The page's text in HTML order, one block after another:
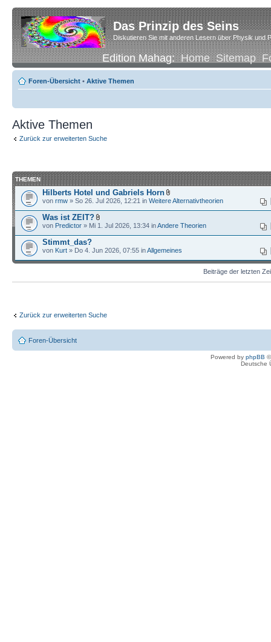
Das Prinzip des Seins
Diskutieren Sie mit anderen Lesern über Physik und
Edition Mahag:Home Sitemap
Foren-Übersicht • Aktive Themen
Aktive Themen
Zurück zur erweiterten Suche
THEMEN
Hilberts Hotel und Gabriels Horn
von rmw » So 26. Jul 2026, 12:21 in Weitere Alternativtheorien
Was ist ZEIT?
von Predictor » Mi 1. Jul 2026, 13:34 inAndere Theorien
Stimmt_das?
von Kurt » Do 4. Jun 2026, 07:55 inAllgemeines
Beiträge der letzten
Zurück zur erweiterten Suche
Foren-Übersicht
Powered by phpBB
Deutsche